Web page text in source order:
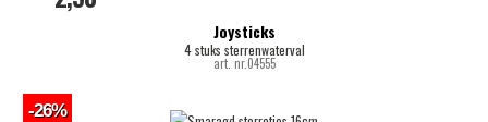
Joysticks
4 stuks sterrenwaterval
art. nr.04555
-26%